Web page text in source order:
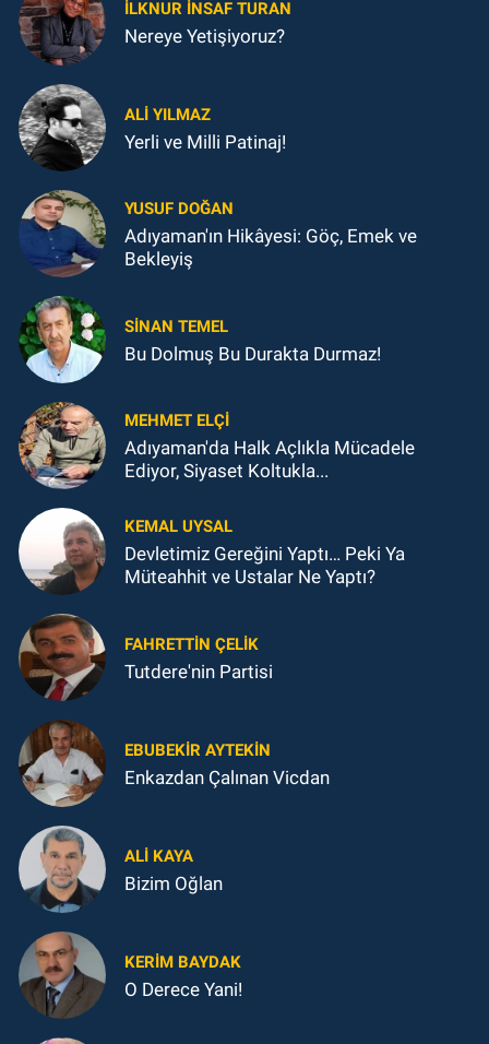
İLKNUR İNSAF TURAN
Nereye Yetişiyoruz?
ALI YILMAZ
Yerli ve Milli Patinaj!
YUSUF DOĞAN
Adıyaman'ın Hikâyesi: Göç, Emek ve
Bekleyiş
SINAN TEMEL
Bu Dolmuş Bu Durakta Durmaz!
MEHMET ELÇI
Adıyaman'da Halk Açlıkla Mücadele
Ediyor, Siyaset Koltukla...
KEMAL UYSAL
Devletimiz Gereğini Yaptı… Peki Ya
Müteahhit ve Ustalar Ne Yaptı?
FAHRETTIN ÇELİK
Tutdere'nin Partisi
EBUBEKIR AYTEKIN
Enkazdan Çalınan Vicdan
ALI KAYA
Bizim Oğlan
KERIM BAYDAK
O Derece Yani!